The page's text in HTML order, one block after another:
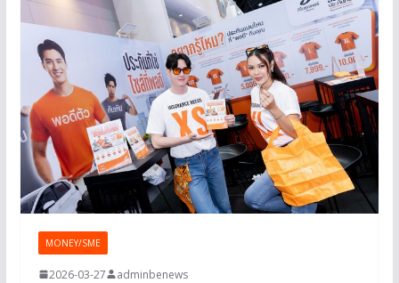
MONEY/SME
2026-03-27 adminbenews